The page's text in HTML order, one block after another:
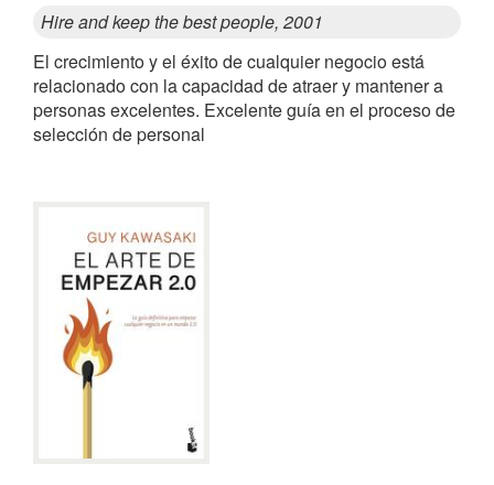
Hire and keep the best people, 2001
El crecimiento y el éxito de cualquier negocio está
relacionado con la capacidad de atraer y mantener a
personas excelentes. Excelente guía en el proceso de
selección de personal